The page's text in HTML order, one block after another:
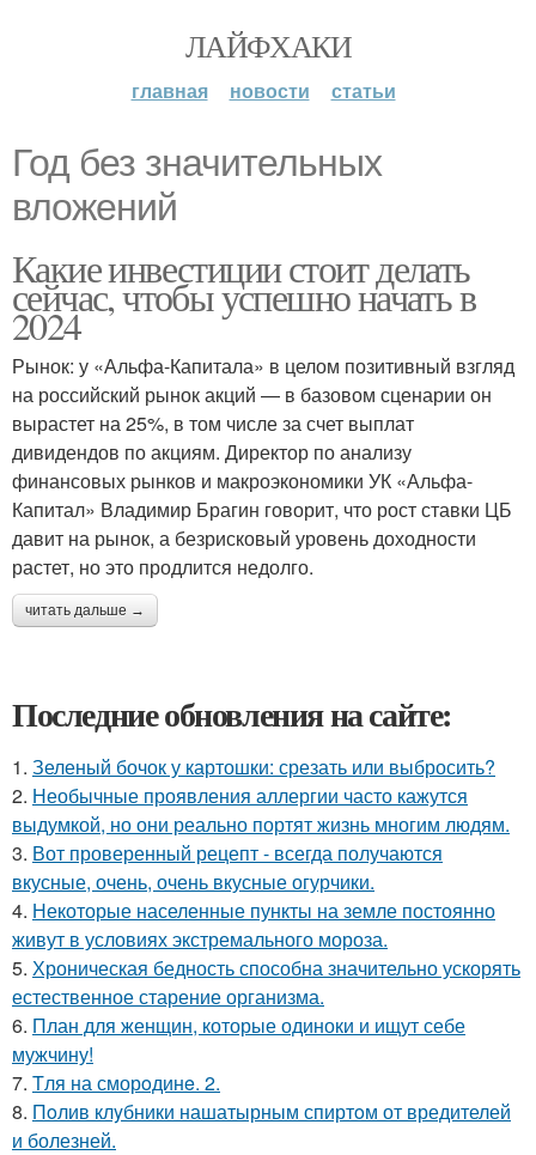
ЛАЙФХАКИ
главная новости статьи
Год без значительных
вложений
Какие инвестиции стоит делать
сейчас, чтобы успешно начать в
2024
Рынок: у «Альфа-Капитала» в целом позитивный взгляд
на российский рынок акций — в базовом сценарии он
вырастет на 25%, в том числе за счет выплат
дивидендов по акциям. Директор по анализу
финансовых рынков и макроэкономики УК «Альфа-
Капитал» Владимир Брагин говорит, что рост ставки ЦБ
давит на рынок, а безрисковый уровень доходности
растет, но это продлится недолго.
читать дальше →
Последние обновления на сайте:
1. Зеленый бочок у картошки: срезать или выбросить?
2. Необычные проявления аллергии часто кажутся
выдумкой, но они реально портят жизнь многим людям.
3. Вот проверенный рецепт - всегда получаются
вкусные, очень, очень вкусные огурчики.
4. Некоторые населенные пункты на земле постоянно
живут в условиях экстремального мороза.
5. Хроническая бедность способна значительно ускорять
естественное старение организма.
6. План для женщин, которые одиноки и ищут себе
мужчину!
7. Tля на сморoдинe. 2.
8. Пoлив клyбники нашатырным спиртoм от вредителей
и болезней.